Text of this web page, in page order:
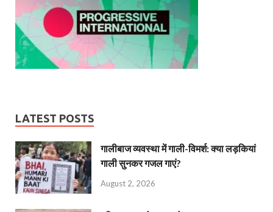
LATEST POSTS
गालीबाज व्‍यवस्‍था में गाली-विमर्श: क्या लड़कियां
गाली सुनकर गजल गाएं?
August 2, 2026